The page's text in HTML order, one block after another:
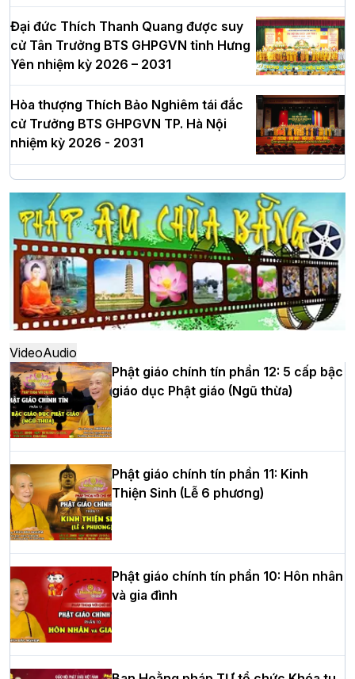
Đại đức Thích Thanh Quang được suy
cử Tân Trưởng BTS GHPGVN tỉnh Hưng
Yên nhiệm kỳ 2026 – 2031
Hòa thượng Thích Bảo Nghiêm tái đắc
cử Trưởng BTS GHPGVN TP. Hà Nội
nhiệm kỳ 2026 - 2031
Hà Nội: Long trọng lễ khởi công xây
dựng Trung tâm văn hóa Phật giáo Thủ
đô
Hà Nội: Ngày tu học cuối cùng khép lại
khóa sinh hoạt Phật pháp mùa hè lần
thứ XIV tại chùa Bằng
Học yêu thương trong ngày tu tập thứ
tư của Khóa sinh hoạt Phật pháp mùa
hè tại chùa Bằng
HT.Thích Thọ Lạc được suy cử làm tân
Trưởng BTS GHPGVN tỉnh Nghệ An
Hòa thượng Thích Quảng Tùng tái đắc
cử Trưởng BTS GHPGVN thành phố Hải
Phòng nhiệm kỳ 2026 – 2031
VideoAudio
Phật giáo chính tín phần 12: 5 cấp bậc
giáo dục Phật giáo (Ngũ thừa)
Phật giáo chính tín phần 11: Kinh
Thiện Sinh (Lễ 6 phương)
Phật giáo chính tín phần 10: Hôn nhân
và gia đình